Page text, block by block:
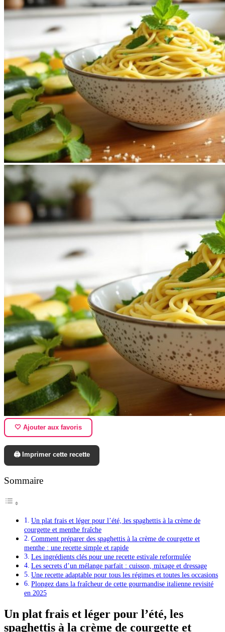
🤍 Ajouter aux favoris
🖨️ Imprimer cette recette
Sommaire
Un plat frais et léger pour l’été, les spaghettis à la crème de
courgette et menthe fraîche
Comment préparer des spaghettis à la crème de courgette et
menthe : une recette simple et rapide
Les ingrédients clés pour une recette estivale reformulée
Les secrets d’un mélange parfait : cuisson, mixage et dressage
Une recette adaptable pour tous les régimes et toutes les occasions
Plongez dans la fraîcheur de cette gourmandise italienne revisité
en 2025
Un plat frais et léger pour l’été, les
spaghettis à la crème de courgette et